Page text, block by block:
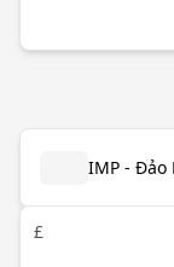
IMP - Đảo
£